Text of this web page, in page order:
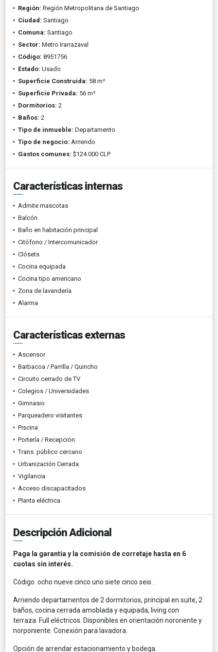
Región: Región Metropolitana de Santiago
Ciudad: Santiago
Comuna: Santiago
Sector: Metro Irarrazaval
Código: 8951756
Estado: Usado
Superficie Construida: 58 m²
Superficie Privada: 56 m²
Dormitorios: 2
Baños: 2
Tipo de inmueble: Departamento
Tipo de negocio: Arriendo
Gastos comunes: $124.000 CLP
Características internas
Admite mascotas
Balcón
Baño en habitación principal
Citófono / Intercomunicador
Clósets
Cocina equipada
Cocina tipo americano
Zona de lavandería
Alarma
Características externas
Ascensor
Barbacoa / Parrilla / Quincho
Circuito cerrado de TV
Colegios / Universidades
Gimnasio
Parqueadero visitantes
Piscina
Portería / Recepción
Trans. público cercano
Urbanización Cerrada
Vigilancia
Acceso discapacitados
Planta eléctrica
Descripción Adicional
Paga la garantía y la comisión de corretaje hasta en 6
cuotas sin interés.
Código. ocho nueve cinco uno siete cinco seis .
Arriendo departamentos de 2 dormitorios, principal en suite, 2
baños, cocina cerrada amoblada y equipada, living con
terraza. Full eléctricos. Disponibles en orientación nororiente y
norponiente. Conexión para lavadora.
Opción de arrendar estacionamiento y bodega.